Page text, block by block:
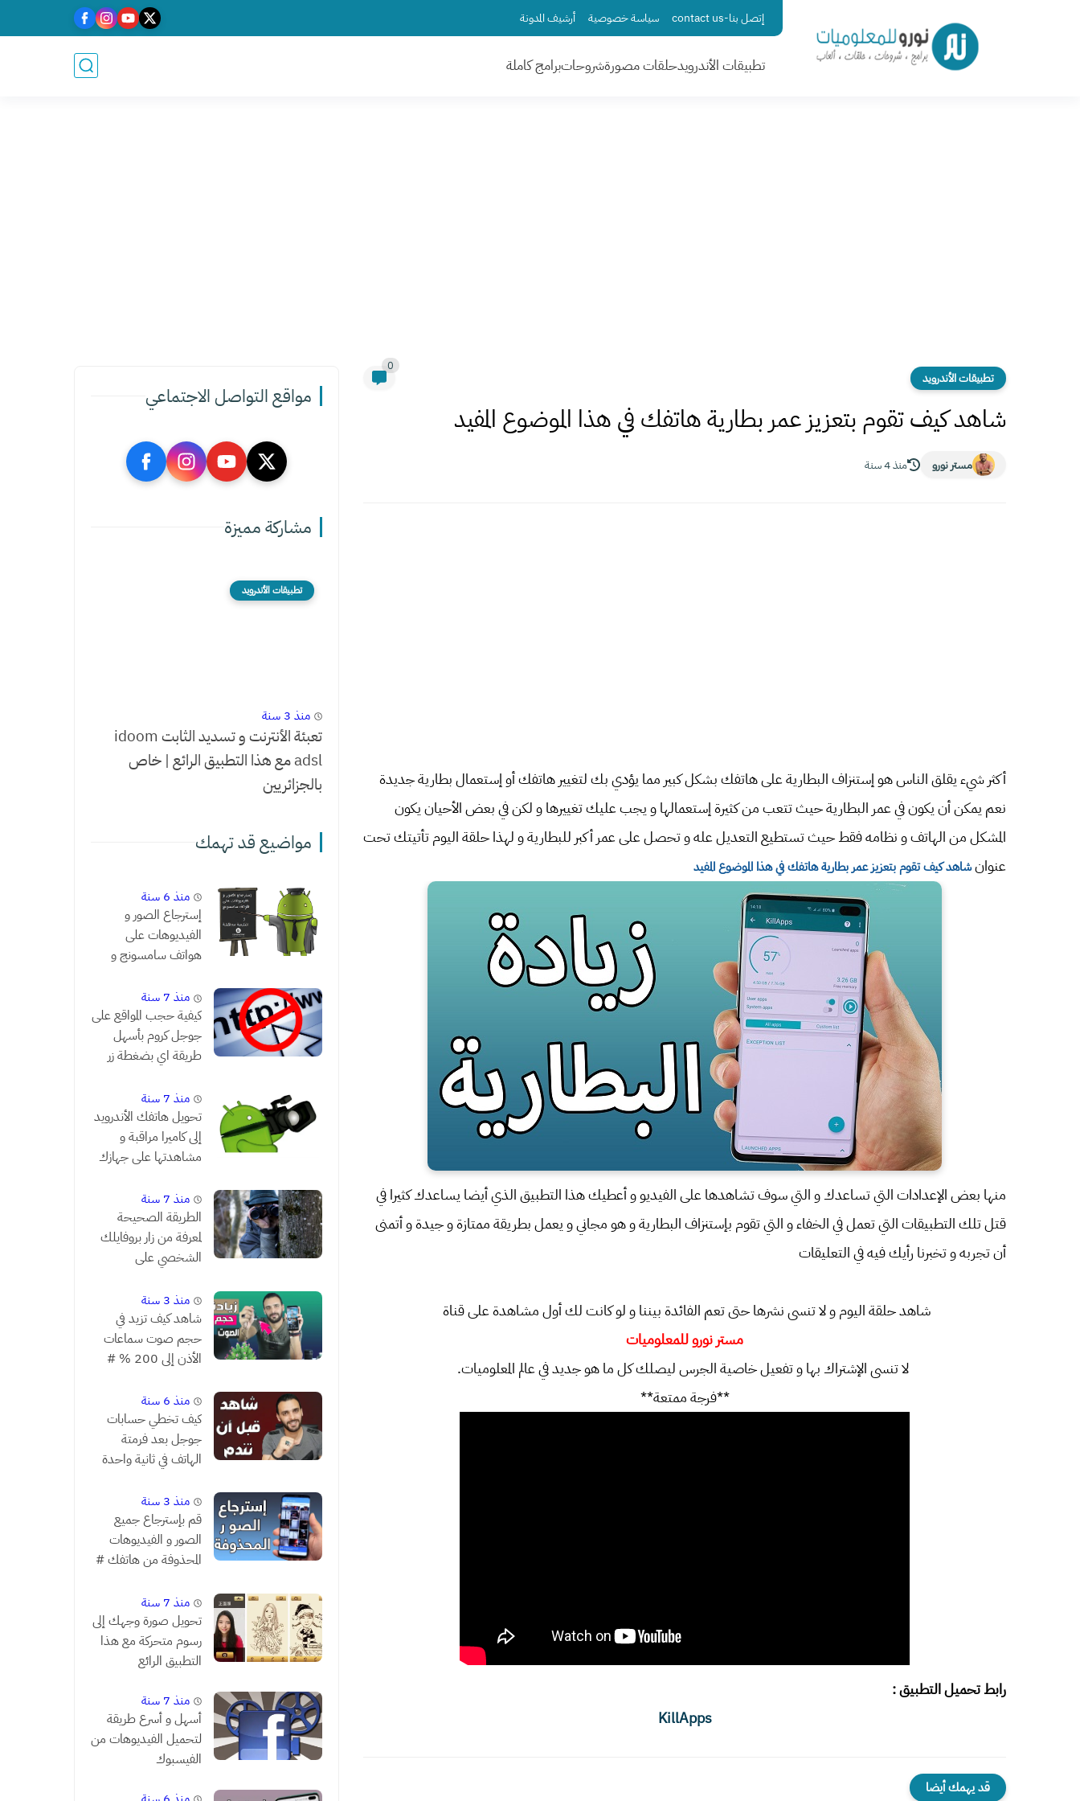
إتصل بنا-contact us سياسة خصوصية أرشيف المدونة
تطبيقات الأندرويدحلقات مصورةشروحاتبرامج كاملة
تطبيقات الأندرويد
0
شاهد كيف تقوم بتعزيز عمر بطارية هاتفك في هذا الموضوع المفيد
مستر نورو منذ 4 سنة
أكثر شيء يقلق الناس هو إستنزاف البطارية على هاتفك بشكل كبير مما يؤدي بك لتغيير هاتفك أو إستعمال بطارية جديدة
نعم يمكن أن يكون في عمر البطارية حيث تتعب من كثيرة إستعمالها و يجب عليك تغييرها و لكن في بعض الأحيان يكون
المشكل من الهاتف و نظامه فقط حيث تستطيع التعديل عله و تحصل على عمر أكبر للبطارية و لهذا حلقة اليوم تأتيتك تحت
عنوانشاهد كيف تقوم بتعزيز عمر بطارية هاتفك في هذا الموضوع المفيد
منها بعض الإعدادات التي تساعدك و التي سوف تشاهدها على الفيديو و أعطيك هذا التطبيق الذي أيضا يساعدك كثيرا في
قتل تلك التطبيقات التي تعمل في الخفاء و التي تقوم بإستنزاف البطارية و هو مجاني و يعمل بطريقة ممتازة و جيدة و أتمنى
أن تجربه و تخبرنا رأيك فيه في التعليقات
شاهد حلقة اليوم و لا تنسى نشرها حتى تعم الفائدة بيننا و لو كانت لك أول مشاهدة على قناة
مستر نورو للمعلوميات
لا تنسى الإشتراك بها و تفعيل خاصية الجرس ليصلك كل ما هو جديد في عالم المعلوميات.
**فرجة ممتعة**
رابط تحميل التطبيق :
KillApps
قد يهمك أيضا
مواقع التواصل الاجتماعي
مشاركة مميزة
تطبيقات الأندرويد
منذ 3 سنة
تعبئة الأنترنت و تسديد الثابت idoom
adsl مع هذا التطبيق الرائع | خاص
بالجزائريين
مواضيع قد تهمك
منذ 6 سنة
إسترجاع الصور و
الفيديوهات على
هواتف سامسونج و
منذ 7 سنة
كيفية حجب المواقع على
جوجل كروم بأسهل
طريقة اي بضغطة زر
منذ 7 سنة
تحويل هاتفك الأندرويد
إلى كاميرا مراقبة و
مشاهدتها على جهازك
منذ 7 سنة
الطريقة الصحيحة
لمعرفة من زار بروفايلك
الشخصي على
منذ 3 سنة
شاهد كيف تزيد في
حجم صوت سماعات
الأذن إلى 200 % #
منذ 6 سنة
كيف تخطي حسابات
جوجل بعد فرمتة
الهاتف في ثانية واحدة
تندممنذ 3 سنة
قم بإسترجاع جميع
الصور و الفيديوهات
المحذوفة من هاتفك #
منذ 7 سنة
تحويل صورة وجهك إلى
رسوم متحركة مع هذا
التطبيق الرائع
منذ 7 سنة
أسهل و أسرع طريقة
لتحميل الفيديوهات من
الفيسبوك